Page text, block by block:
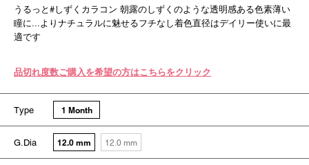
うるっと#しずくカラコン 朝露のしずくのような透明感ある色素薄い
瞳に...よりナチュラルに魅せるフチなし着色直径はデイリー使いに最
適です
品切れ度数ご購入を希望の方はこちらをクリック
Type 1 Month
G.Dia 12.0 mm 12.0 mm